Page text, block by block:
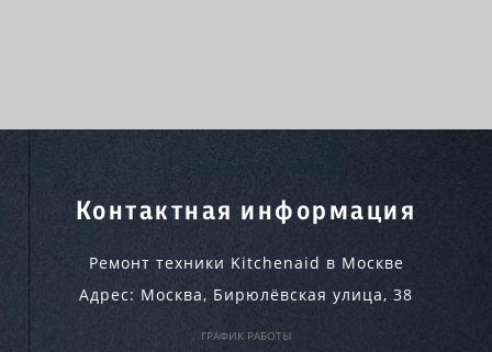
Контактная информация
Ремонт техники Kitchenaid в Москве
Адрес: Москва, Бирюлёвская улица, 38
ГРАФИК РАБОТЫ